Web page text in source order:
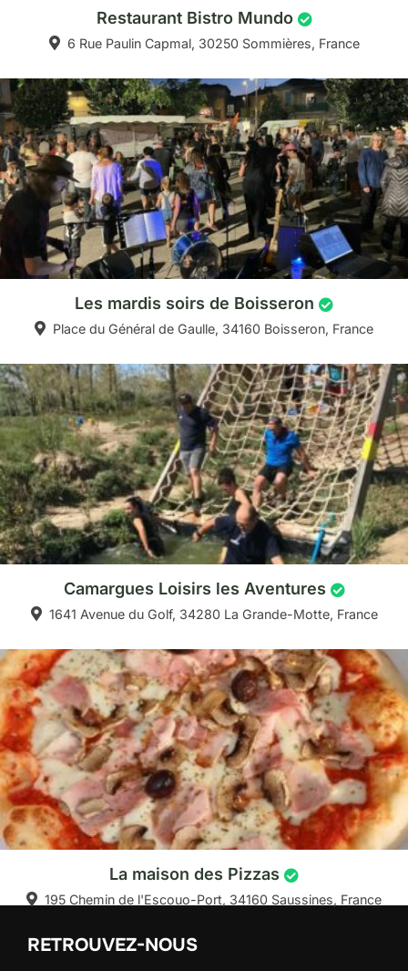
Restaurant Bistro Mundo
6 Rue Paulin Capmal, 30250 Sommières, France
Les mardis soirs de Boisseron
Place du Général de Gaulle, 34160 Boisseron, France
Camargues Loisirs les Aventures
1641 Avenue du Golf, 34280 La Grande-Motte, France
La maison des Pizzas
195 Chemin de l'Escouo-Port, 34160 Saussines, France
RETROUVEZ-NOUS